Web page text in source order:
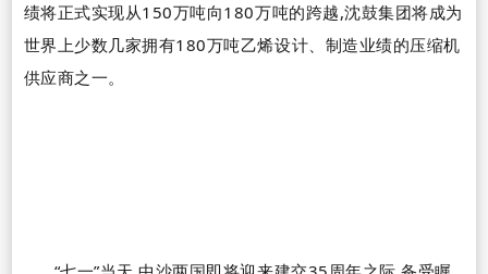
绩将正式实现从150万吨向180万吨的跨越,沈鼓集团将成为
世界上少数几家拥有180万吨乙烯设计、制造业绩的压缩机
供应商之一。